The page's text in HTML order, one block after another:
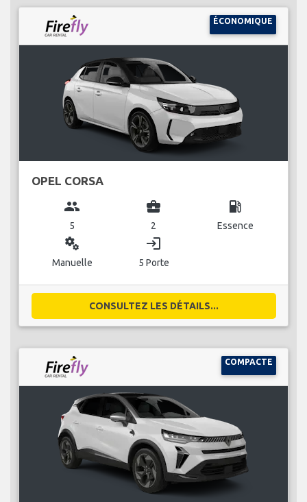
ÉCONOMIQUE
OPEL CORSA
group
5
business_center
2
local_gas_station
Essence
miscellaneous_services
Manuelle
login
5 Porte
CONSULTEZ LES DÉTAILS...
COMPACTE